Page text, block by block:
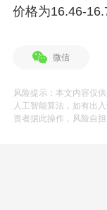
价格为16.46-
微信
风险提示：本文内容仅
人工智能算法，如有出
资者据此操作，风险自